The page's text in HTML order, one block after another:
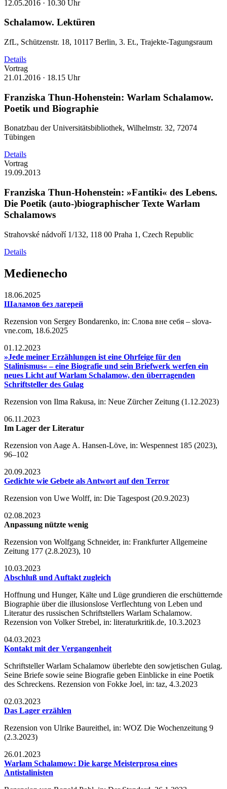
12.05.2016 · 10.30 Uhr
Schalamow. Lektüren
ZfL, Schützenstr. 18, 10117 Berlin, 3. Et., Trajekte-Tagungsraum
Details
Vortrag
21.01.2016 · 18.15 Uhr
Franziska Thun-Hohenstein: Warlam Schalamow.
Poetik und Biographie
Bonatzbau der Universitätsbibliothek, Wilhelmstr. 32, 72074
Tübingen
Details
Vortrag
19.09.2013
Franziska Thun-Hohenstein: »Fantiki« des Lebens.
Die Poetik (auto-)biographischer Texte Warlam
Schalamows
Strahovské nádvoří 1/132, 118 00 Praha 1, Czech Republic
Details
Medienecho
18.06.2025
Шаламов без лагерей
Rezension von Sergey Bondarenko, in: Слова вне себя – slova-
vne.com, 18.6.2025
01.12.2023
»Jede meiner Erzählungen ist eine Ohrfeige für den
Stalinismus« – eine Biografie und sein Briefwerk werfen ein
neues Licht auf Warlam Schalamow, den überragenden
Schriftsteller des Gulag
Rezension von Ilma Rakusa, in: Neue Zürcher Zeitung (1.12.2023)
06.11.2023
Im Lager der Literatur
Rezension von Aage A. Hansen-Löve, in: Wespennest 185 (2023),
96–102
20.09.2023
Gedichte wie Gebete als Antwort auf den Terror
Rezension von Uwe Wolff, in: Die Tagespost (20.9.2023)
02.08.2023
Anpassung nützte wenig
Rezension von Wolfgang Schneider, in: Frankfurter Allgemeine
Zeitung 177 (2.8.2023), 10
10.03.2023
Abschluß und Auftakt zugleich
Hoffnung und Hunger, Kälte und Lüge grundieren die erschütternde
Biographie über die illusionslose Verflechtung von Leben und
Literatur des russischen Schriftstellers Warlam Schalamow.
Rezension von Volker Strebel, in: literaturkritik.de, 10.3.2023
04.03.2023
Kontakt mit der Vergangenheit
Schriftsteller Warlam Schalamow überlebte den sowjetischen Gulag.
Seine Briefe sowie seine Biografie geben Einblicke in eine Poetik
des Schreckens. Rezension von Fokke Joel, in: taz, 4.3.2023
02.03.2023
Das Lager erzählen
Rezension von Ulrike Baureithel, in: WOZ Die Wochenzeitung 9
(2.3.2023)
26.01.2023
Warlam Schalamow: Die karge Meisterprosa eines
Antistalinisten